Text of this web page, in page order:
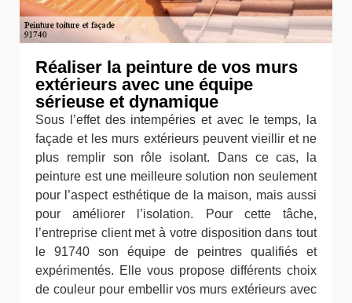
Réaliser la peinture de vos murs
extérieurs avec une équipe
sérieuse et dynamique
Sous l’effet des intempéries et avec le temps, la
façade et les murs extérieurs peuvent vieillir et ne
plus remplir son rôle isolant. Dans ce cas, la
peinture est une meilleure solution non seulement
pour l’aspect esthétique de la maison, mais aussi
pour améliorer l’isolation. Pour cette tâche,
l’entreprise client met à votre disposition dans tout
le 91740 son équipe de peintres qualifiés et
expérimentés. Elle vous propose différents choix
de couleur pour embellir vos murs extérieurs avec